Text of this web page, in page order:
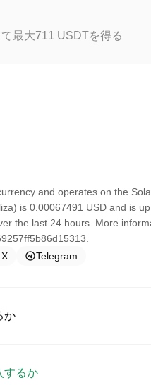
最大711 USDTを得る
and operates on the
is 0.00067491 USD and is
the last 24 hours. More
X Telegram
か
高質・多様な取引ツールを提
用意しています。
するか